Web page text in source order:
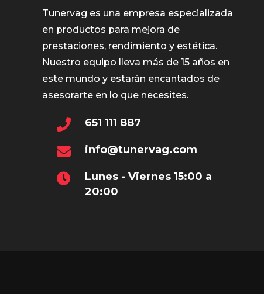
Tunervag es una empresa especializada
en productos para mejora de
prestaciones, rendimiento y estética.
Nuestro equipo lleva más de 15 años en
este mundo y estarán encantados de
asesorarte en lo que necesites.
651 111 887
info@tunervag.com
Lunes - Viernes 15:00 a
20:00